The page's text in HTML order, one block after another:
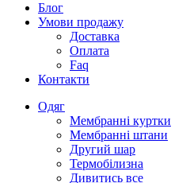
Блог
Умови продажу
Доставка
Оплата
Faq
Контакти
Одяг
Мембранні куртки
Мембранні штани
Другий шар
Термобілизна
Дивитись все